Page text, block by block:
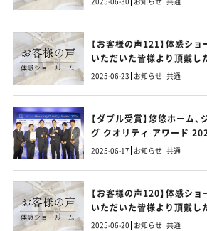
【お客様の声121】体感シ
いただいた皆様より頂戴し
す！
2025-06-23 お知らせ 共通
【ダブル受賞】悠悠ホーム
グ クオリティ アワード
物部門」で最優秀賞を獲得！
2025-06-17 お知らせ 共通
【お客様の声120】体感シ
いただいた皆様より頂戴し
す！
2025-06-20 お知らせ 共通